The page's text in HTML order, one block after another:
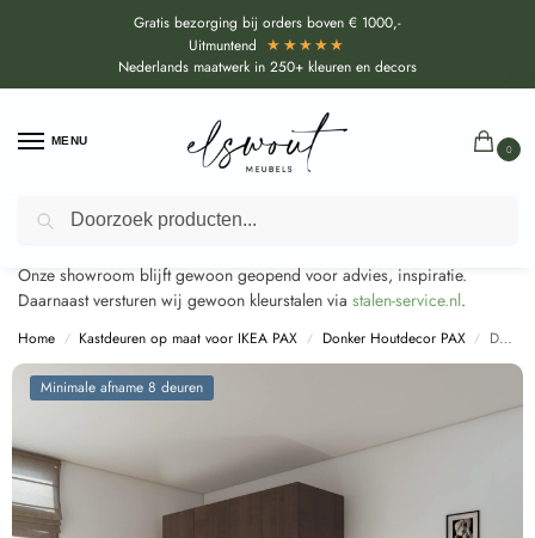
Gratis bezorging bij orders boven € 1000,-
Uitmuntend ★★★★★
Nederlands maatwerk in 250+ kleuren en decors
MENU
0
Door de bouwvakperiode geldt voor alle collecties momenteel een
EXTRA levertijd van circa 3-4 weken bovenop de reguliere levertijd.
Onze showroom blijft gewoon geopend voor advies, inspiratie.
Daarnaast versturen wij gewoon kleurstalen via stalen-service.nl.
Home / Kastdeuren op maat voor IKEA PAX / Donker Houtdecor PAX / Decolegno Jiometori Bruin Eiken voor Ikea Pax (S197)
Minimale afname 8 deuren